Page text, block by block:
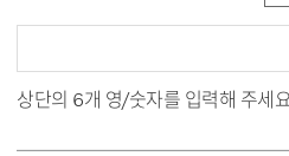
상단의 6개 영/숫자를 입력해 주세